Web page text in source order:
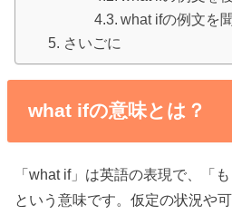
what ifの例文を
さいごに
what ifの意味とは？
「what if」は英語の表現で、「
という意味です。仮定の状況や